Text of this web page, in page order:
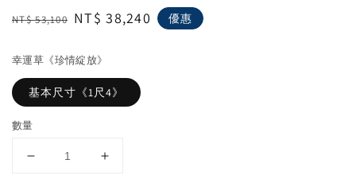
Regular
NT$ 53,100 Sale
NT$ 38,240 優惠
幸運草《珍情綻放》
基本尺寸《1尺4》
數量